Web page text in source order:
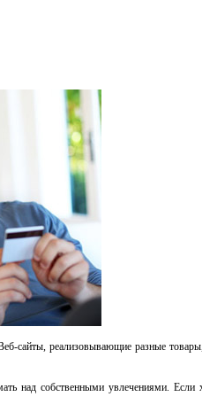
сайты, реализовывающие разные
над собственными увлечениями. Если